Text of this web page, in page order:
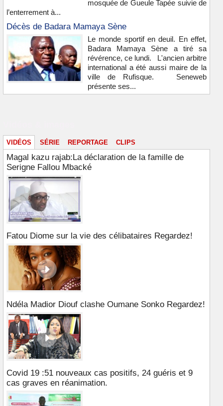
mosquée de Gueule Tapée suivie de
l’enterrement à...
Décès de Badara Mamaya Sène
Le monde sportif en deuil. En effet,
Badara Mamaya Sène a tiré sa
révérence, ce lundi. L'ancien arbitre
international a été aussi maire de la
ville de Rufisque. Seneweb
présente ses...
VIDÉOS SÉRIE REPORTAGE CLIPS
Magal kazu rajab:La déclaration de la famille de
Serigne Fallou Mbacké
Fatou Diome sur la vie des célibataires Regardez!
Ndéla Madior Diouf clashe Oumane Sonko Regardez!
Covid 19 :51 nouveaux cas positifs, 24 guéris et 9
cas graves en réanimation.